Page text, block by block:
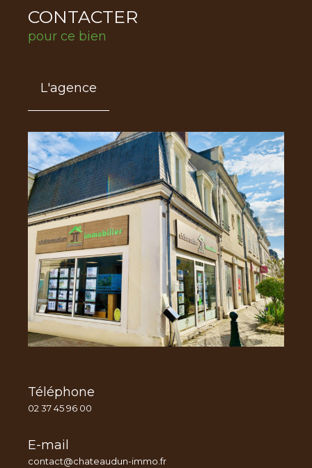
CONTACTER
pour ce bien
L'agence
Téléphone
02 37 45 96 00
E-mail
contact@chateaudun-immo.fr